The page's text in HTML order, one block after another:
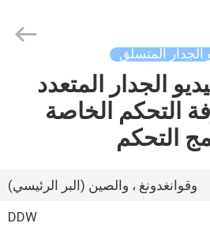
الجدار المتسلق
الجدار المتعدد
التحكم الخاصة
التحكم
وقوانغدونغ ، والصين (البر الرئيسي)
DDW